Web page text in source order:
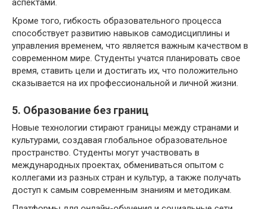
аспектами.
Кроме того, гибкость образовательного процесса
способствует развитию навыков самодисциплины и
управления временем, что является важным качеством в
современном мире. Студенты учатся планировать свое
время, ставить цели и достигать их, что положительно
сказывается на их профессиональной и личной жизни.
5. Образование без границ
Новые технологии стирают границы между странами и
культурами, создавая глобальное образовательное
пространство. Студенты могут участвовать в
международных проектах, обмениваться опытом с
коллегами из разных стран и культур, а также получать
доступ к самым современным знаниям и методикам.